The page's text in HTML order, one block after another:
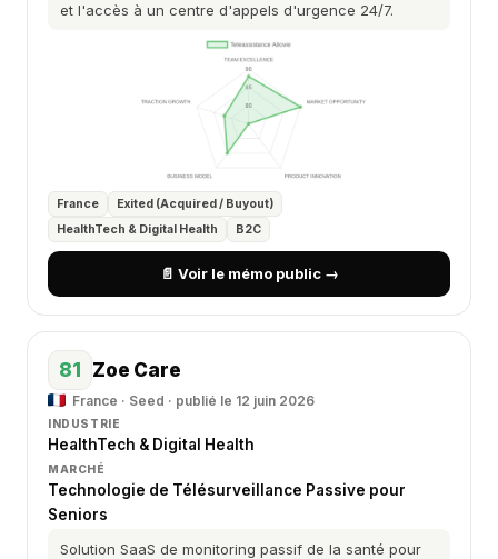
et l'accès à un centre d'appels d'urgence 24/7.
France
Exited (Acquired / Buyout)
HealthTech & Digital Health
B2C
📄 Voir le mémo public →
81 Zoe Care
France · Seed · publié le 12 juin 2026
INDUSTRIE
HealthTech & Digital Health
MARCHÉ
Technologie de Télésurveillance Passive pour
Seniors
Solution SaaS de monitoring passif de la santé pour